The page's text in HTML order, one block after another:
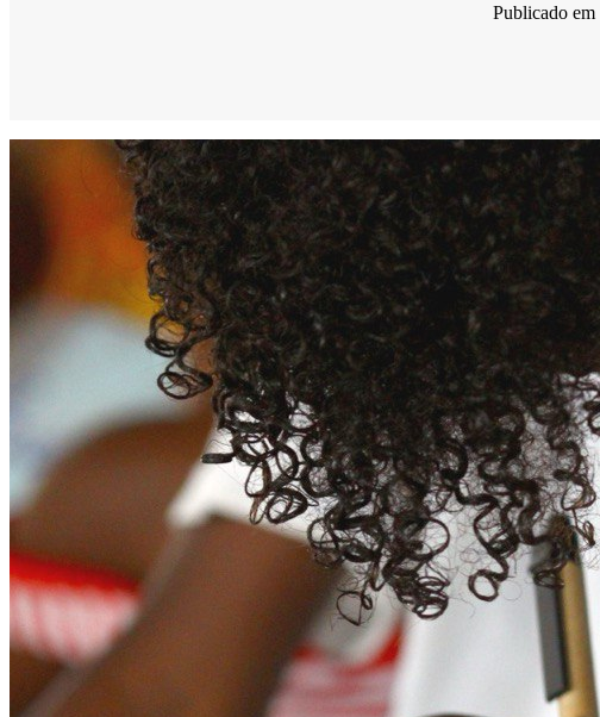
Publicado em